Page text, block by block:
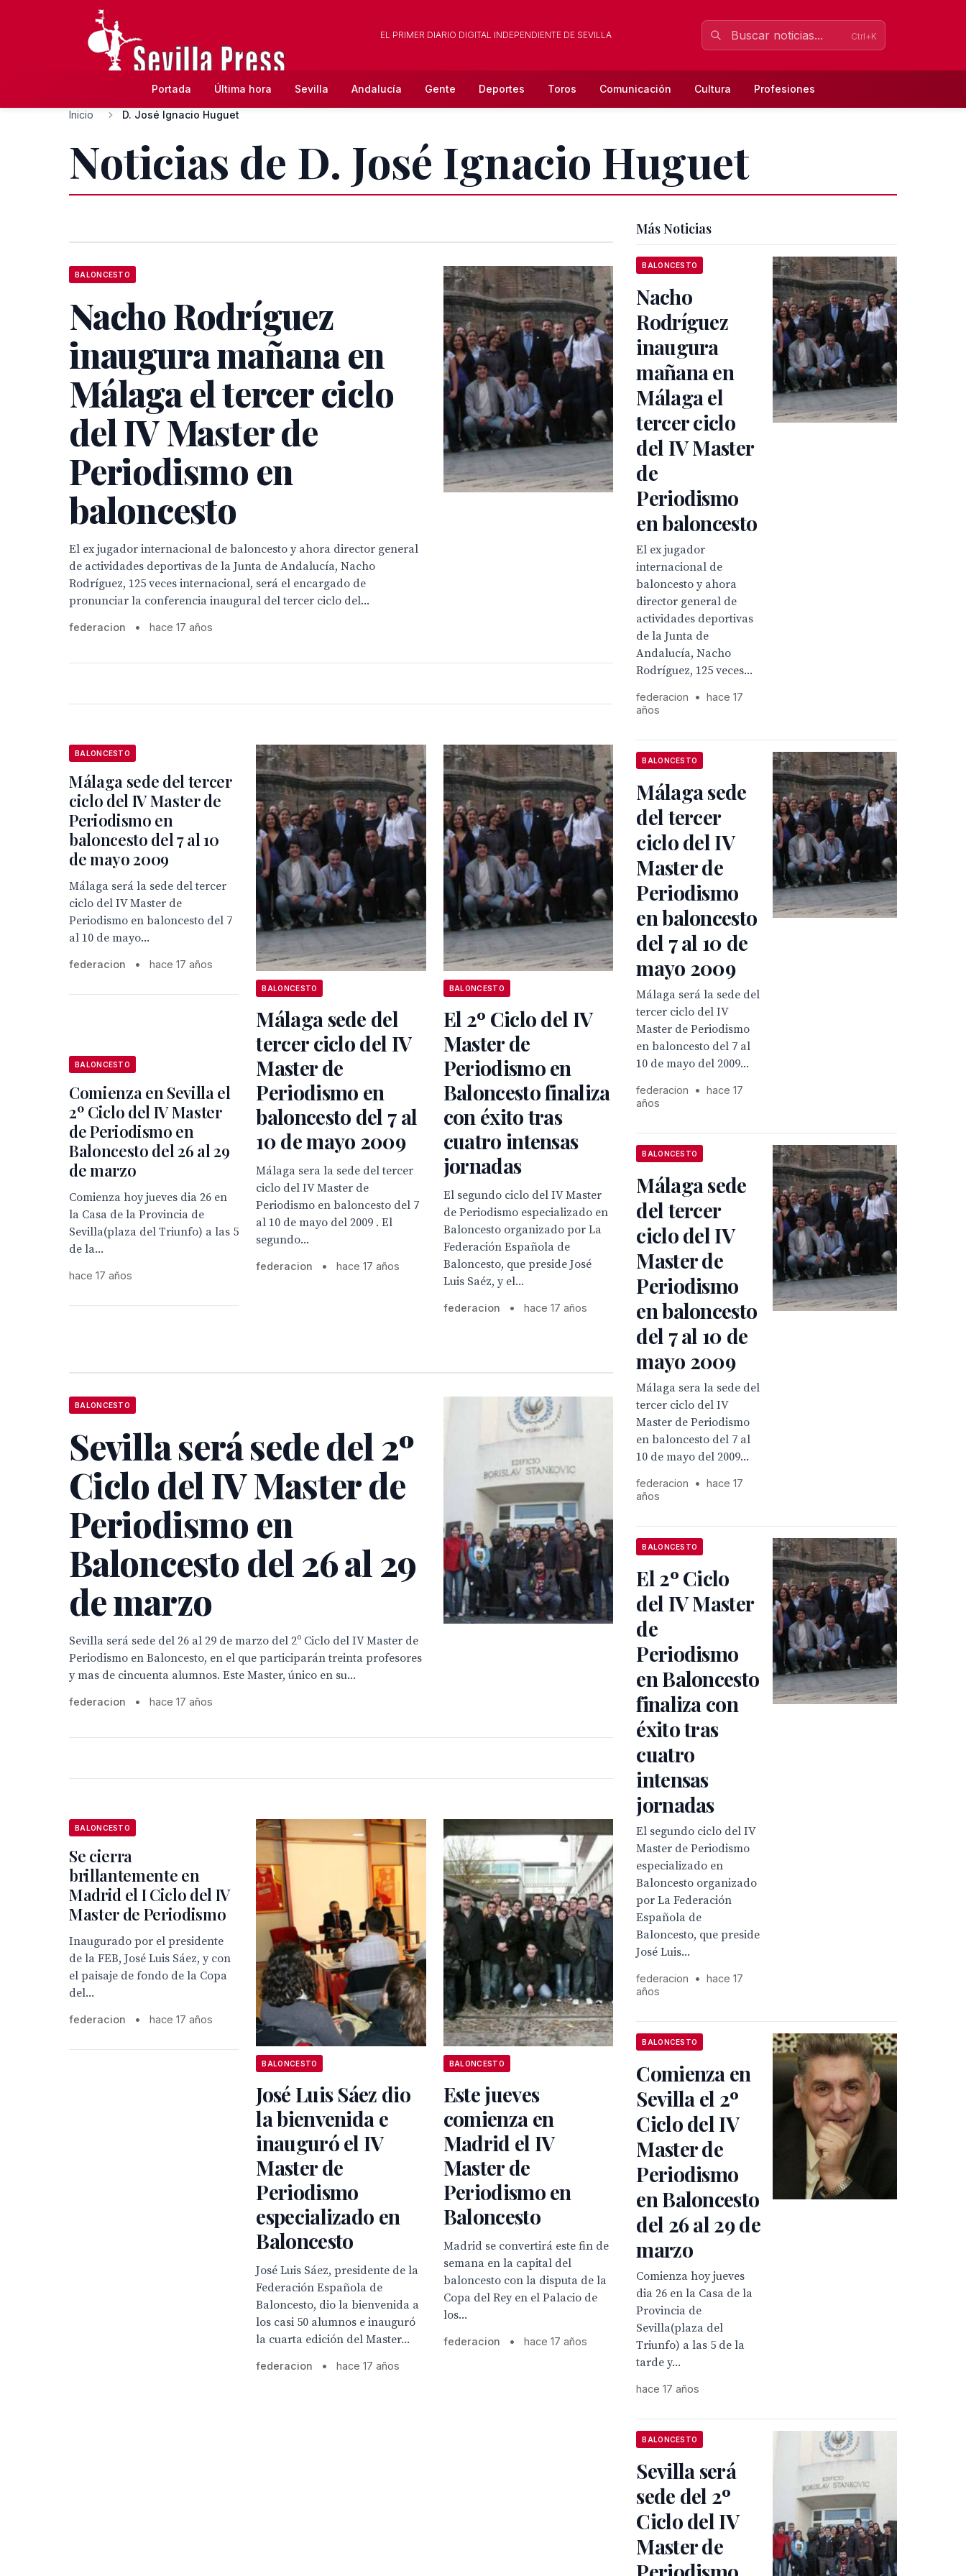
EL PRIMER DIARIO DIGITAL INDEPENDIENTE DE SEVILLA Ctrl+K
Portada Última hora Sevilla Andalucía Gente Deportes Toros Comunicación Cultura Profesiones
Inicio D. José Ignacio Huguet
Noticias de D. José Ignacio Huguet
BALONCESTO
Nacho Rodríguez
inaugura mañana en
Málaga el tercer ciclo
del IV Master de
Periodismo en
baloncesto
El ex jugador internacional de baloncesto y ahora director general
de actividades deportivas de la Junta de Andalucía, Nacho
Rodríguez, 125 veces internacional, será el encargado de
pronunciar la conferencia inaugural del tercer ciclo del...
federacion • hace 17 años
BALONCESTO
Málaga sede del tercer
ciclo del IV Master de
Periodismo en
baloncesto del 7 al 10
de mayo 2009
Málaga será la sede del tercer
ciclo del IV Master de
Periodismo en baloncesto del 7
al 10 de mayo...
federacion • hace 17 años
BALONCESTO
Málaga sede del
tercer ciclo del IV
Master de
Periodismo en
baloncesto del 7 al
10 de mayo 2009
Málaga sera la sede del tercer
ciclo del IV Master de
Periodismo en baloncesto del 7
al 10 de mayo del 2009 . El
segundo...
federacion • hace 17 años
BALONCESTO
El 2º Ciclo del IV
Master de
Periodismo en
Baloncesto finaliza
con éxito tras
cuatro intensas
jornadas
El segundo ciclo del IV Master
de Periodismo especializado en
Baloncesto organizado por La
Federación Española de
Baloncesto, que preside José
Luis Saéz, y el...
federacion • hace 17 años
BALONCESTO
Comienza en Sevilla el
2º Ciclo del IV Master
de Periodismo en
Baloncesto del 26 al 29
de marzo
Comienza hoy jueves dia 26 en
la Casa de la Provincia de
Sevilla(plaza del Triunfo) a las 5
de la...
hace 17 años
BALONCESTO
Sevilla será sede del 2º
Ciclo del IV Master de
Periodismo en
Baloncesto del 26 al 29
de marzo
Sevilla será sede del 26 al 29 de marzo del 2º Ciclo del IV Master de
Periodismo en Baloncesto, en el que participarán treinta profesores
y mas de cincuenta alumnos. Este Master, único en su...
federacion • hace 17 años
BALONCESTO
Se cierra
brillantemente en
Madrid el I Ciclo del IV
Master de Periodismo
Inaugurado por el presidente
de la FEB, José Luis Sáez, y con
el paisaje de fondo de la Copa
del...
federacion • hace 17 años
BALONCESTO
José Luis Sáez dio
la bienvenida e
inauguró el IV
Master de
Periodismo
especializado en
Baloncesto
José Luis Sáez, presidente de la
Federación Española de
Baloncesto, dio la bienvenida a
los casi 50 alumnos e inauguró
la cuarta edición del Master...
federacion • hace 17 años
BALONCESTO
Este jueves
comienza en
Madrid el IV
Master de
Periodismo en
Baloncesto
Madrid se convertirá este fin de
semana en la capital del
baloncesto con la disputa de la
Copa del Rey en el Palacio de
los...
federacion • hace 17 años
Más Noticias
BALONCESTO
Nacho
Rodríguez
inaugura
mañana en
Málaga el
tercer ciclo
del IV Master
de
Periodismo
en baloncesto
El ex jugador
internacional de
baloncesto y ahora
director general de
actividades deportivas
de la Junta de
Andalucía, Nacho
Rodríguez, 125 veces...
federacion •
hace 17
años
BALONCESTO
Málaga sede
del tercer
ciclo del IV
Master de
Periodismo
en baloncesto
del 7 al 10 de
mayo 2009
Málaga será la sede del
tercer ciclo del IV
Master de Periodismo
en baloncesto del 7 al
10 de mayo del 2009...
federacion •
hace 17
años
BALONCESTO
Málaga sede
del tercer
ciclo del IV
Master de
Periodismo
en baloncesto
del 7 al 10 de
mayo 2009
Málaga sera la sede del
tercer ciclo del IV
Master de Periodismo
en baloncesto del 7 al
10 de mayo del 2009...
federacion •
hace 17
años
BALONCESTO
El 2º Ciclo
del IV Master
de
Periodismo
en Baloncesto
finaliza con
éxito tras
cuatro
intensas
jornadas
El segundo ciclo del IV
Master de Periodismo
especializado en
Baloncesto organizado
por La Federación
Española de
Baloncesto, que preside
José Luis...
federacion •
hace 17
años
BALONCESTO
Comienza en
Sevilla el 2º
Ciclo del IV
Master de
Periodismo
en Baloncesto
del 26 al 29 de
marzo
Comienza hoy jueves
dia 26 en la Casa de la
Provincia de
Sevilla(plaza del
Triunfo) a las 5 de la
tarde y...
hace 17 años
BALONCESTO
Sevilla será
sede del 2º
Ciclo del IV
Master de